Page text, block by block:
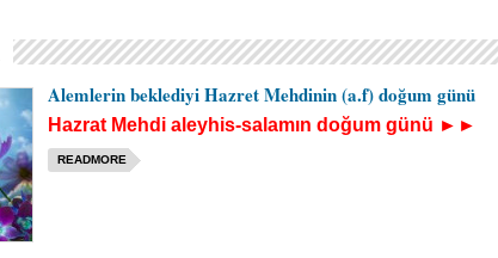
Alemlerin beklediyi Hazret Mehdinin (a.f) doğum günü
Hazrat Mehdi aleyhis-salamın doğum günü ►►
READMORE